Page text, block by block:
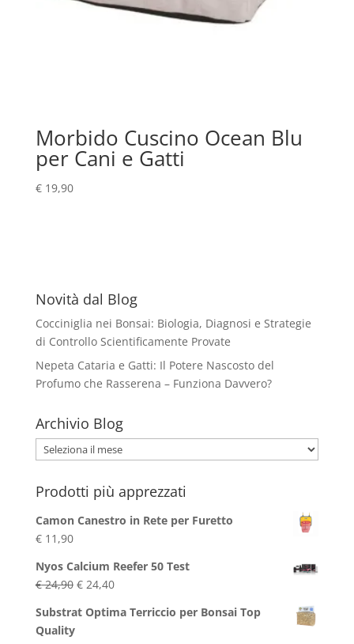
Morbido Cuscino Ocean Blu
per Cani e Gatti
€19,90
Novità dal Blog
Cocciniglia nei Bonsai: Biologia, Diagnosi e Strategie
di Controllo Scientificamente Provate
Nepeta Cataria e Gatti: Il Potere Nascosto del
Profumo che Rasserena – Funziona Davvero?
Archivio Blog
Archivio
Blog
Prodotti più apprezzati
Camon Canestro in Rete per Furetto
€11,90
Nyos Calcium Reefer 50 Test
€24,90 Il
originale
€24,40Il
attuale
Substrat Optima Terriccio per Bonsai Top
Quality